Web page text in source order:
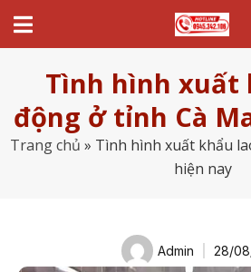
Tình hình xuất
động ở tỉnh Cà
Trang chủ » Tình hình xuất khẩu
hiện nay
Admin 28/